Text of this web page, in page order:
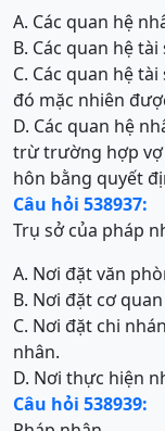
A. Các quan hệ
B. Các quan hệ
C. Các quan hệ
đó mặc nhiên
D. Các quan hệ
trừ trường hợp vợ
hôn bằng quyết
Câu hỏi 538937:
Trụ sở của pháp
A. Nơi đặt văn
B. Nơi đặt cơ
C. Nơi đặt chi
nhân.
D. Nơi thực hiện
Câu hỏi 538939: